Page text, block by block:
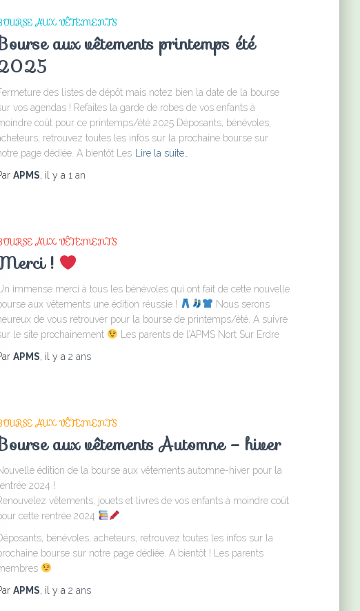
AUX VÊTEMENTS
aux vêtements printemps été
des listes de dépôt mais notez bien la date de la bourse
vos agendas ! Refaites la garde de robes de vos enfants à
coût pour ce printemps/été 2025 Déposants, bénévoles,
retrouvez toutes les infos sur la prochaine bourse sur
page dédiée. A bientôt Les
Lire la suite…
APMS, il y a 1 an
AUX VÊTEMENTS
!
immense merci à tous les bénévoles qui ont fait de cette nouvelle
aux vêtements une édition réussie !
Nous serons
de vous retrouver pour la bourse de printemps/été. A suivre
le site prochainement
Les parents de l’APMS Nort Sur Erdre
APMS, il y a 2 ans
AUX VÊTEMENTS
aux vêtements Automne – hiver
édition de la bourse aux vêtements automne-hiver pour la
2024 !
vêtements, jouets et livres de vos enfants à moindre coût
cette rentrée 2024
bénévoles, acheteurs, retrouvez toutes les infos sur la
bourse sur notre page dédiée. A bientôt ! Les parents
APMS, il y a 2 ans